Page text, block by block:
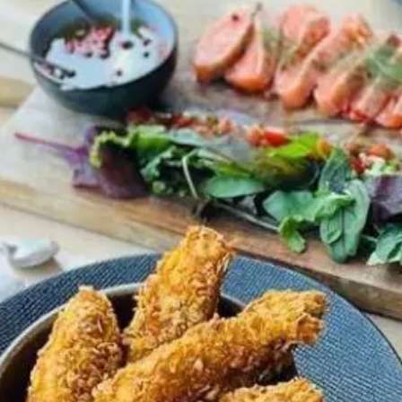
Paramètres de
confidentialité
Afin de faciliter votre navigation et de vous
apporter le meilleur service possible, nous utilisons
des cookies pour améliorer le site aux besoins des
visiteurs, notamment selon la fréquentation.
Nos politique de confidentialité